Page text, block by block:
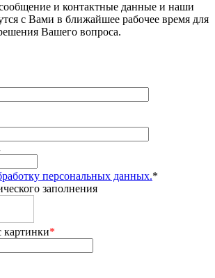
и контактные данные и наши
с Вами в ближайшее рабочее время для
Вашего вопроса.
персональных данных.*
заполнения
картинки*